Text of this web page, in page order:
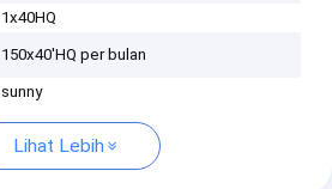
1x40HQ
150x40'HQ per bulan
sunny
Lihat Lebih